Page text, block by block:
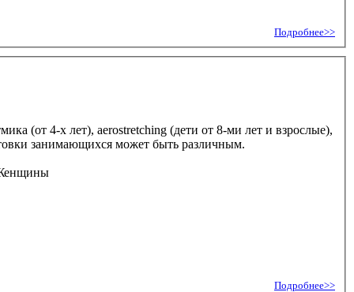
Подробнее>>
(от 4-х лет), aerostretching (дети от 8-ми лет и взрослые),
занимающихся может быть различным.
Подробнее>>